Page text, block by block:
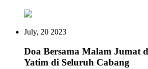
July, 20 2023
Doa Bersama Malam Jumat
Yatim di Seluruh Cabang